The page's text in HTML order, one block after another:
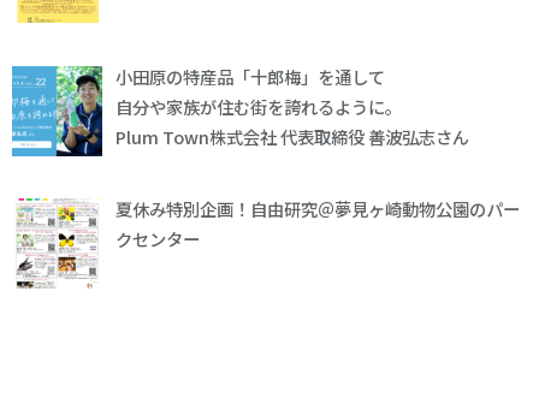
小田原の特産品「十郎梅」を通して
自分や家族が住む街を誇れるように。
Plum Town株式会社 代表取締役 善波弘志さん
夏休み特別企画！自由研究＠夢見ヶ崎動物公園のパー
クセンター